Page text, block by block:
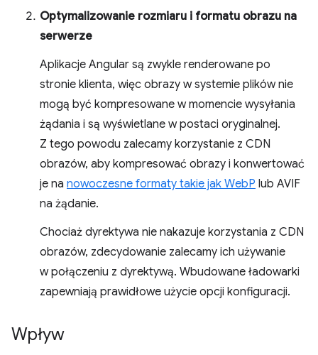
Optymalizowanie rozmiaru i formatu obrazu na
serwerze
Aplikacje Angular są zwykle renderowane po
stronie klienta, więc obrazy w systemie plików nie
mogą być kompresowane w momencie wysyłania
żądania i są wyświetlane w postaci oryginalnej.
Z tego powodu zalecamy korzystanie z CDN
obrazów, aby kompresować obrazy i konwertować
je na nowoczesne formaty takie jak WebP lub AVIF
na żądanie.
Chociaż dyrektywa nie nakazuje korzystania z CDN
obrazów, zdecydowanie zalecamy ich używanie
w połączeniu z dyrektywą. Wbudowane ładowarki
zapewniają prawidłowe użycie opcji konfiguracji.
Wpływ